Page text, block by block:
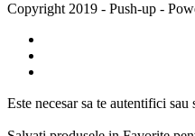
Copyright 2019 - Push-up -
Este necesar sa te autentifici